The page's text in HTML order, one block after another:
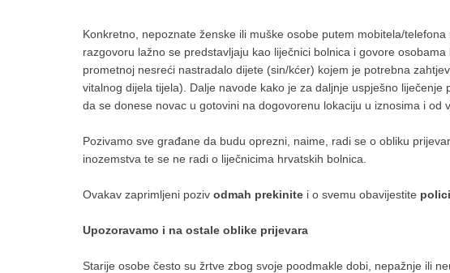
Konkretno, nepoznate ženske ili muške osobe putem mobitela/
razgovoru lažno se predstavljaju kao liječnici bolnica i govore
prometnoj nesreći nastradalo dijete (sin/kćer) kojem je potrebna
vitalnog dijela tijela). Dalje navode kako je za daljnje uspješno
da se donese novac u gotovini na dogovorenu lokaciju u iznosima i od
Pozivamo sve građane da budu oprezni, naime, radi se o obliku
inozemstva te se ne radi o liječnicima hrvatskih bolnica.
Ovakav zaprimljeni poziv odmah prekinite i o svemu obavijestite
Upozoravamo i na ostale oblike prijevara
Starije osobe često su žrtve zbog svoje poodmakle dobi, nepažnje ili